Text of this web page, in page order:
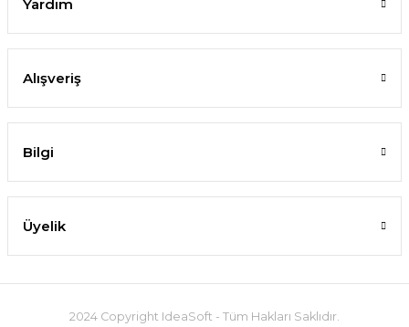
Yardım
Alışveriş
Bilgi
Üyelik
2024 Copyright IdeaSoft - Tüm Hakları Saklıdır.